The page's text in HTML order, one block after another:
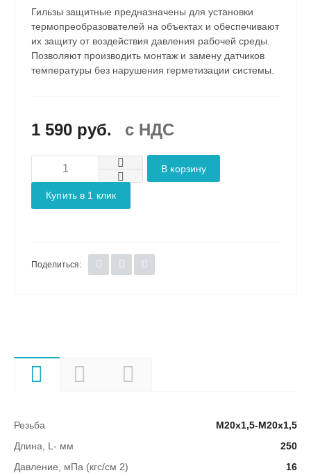
Гильзы защитные предназначены для установки
термопреобразователей на объектах и обеспечивают
их защиту от воздействия давления рабочей среды.
Позволяют производить монтаж и замену датчиков
температуры без нарушения герметизации системы.
1 590 руб. c НДС
В корзину
Купить в 1 клик
Поделиться:
Резьба
М20х1,5-М20х1,5
Длина, L- мм
250
Давление, мПа (кгс/см 2)
16